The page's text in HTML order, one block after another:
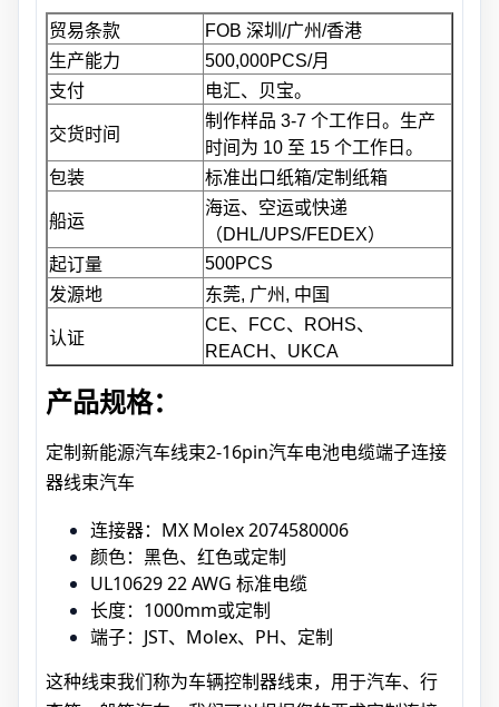
贸易条款
FOB 深圳/广州/香港
生产能力
500,000PCS/月
支付
电汇、贝宝。
交货时间
制作样品 3-7 个工作日。生产
时间为 10 至 15 个工作日。
包装
标准出口纸箱/定制纸箱
船运
海运、空运或快递
（DHL/UPS/FEDEX）
起订量
500PCS
发源地
东莞, 广州, 中国
认证
CE、FCC、ROHS、
REACH、UKCA
产品规格：
定制新能源汽车线束2-16pin汽车电池电缆端子连接
器线束汽车
连接器：MX Molex 2074580006
颜色：黑色、红色或定制
UL10629 22 AWG 标准电缆
长度：1000mm或定制
端子：JST、Molex、PH、定制
这种线束我们称为车辆控制器线束，用于汽车、行